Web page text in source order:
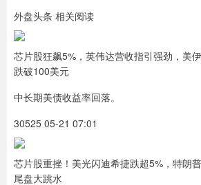
外盘头条 相关阅读
芯片股狂飙5%，英伟达营收指引强劲，美
跌破100美元
中长期美债收益率回落。
30525 05-21 07:01
芯片股重挫！美光闪迪希捷跌超5%，特朗
尾盘大跳水